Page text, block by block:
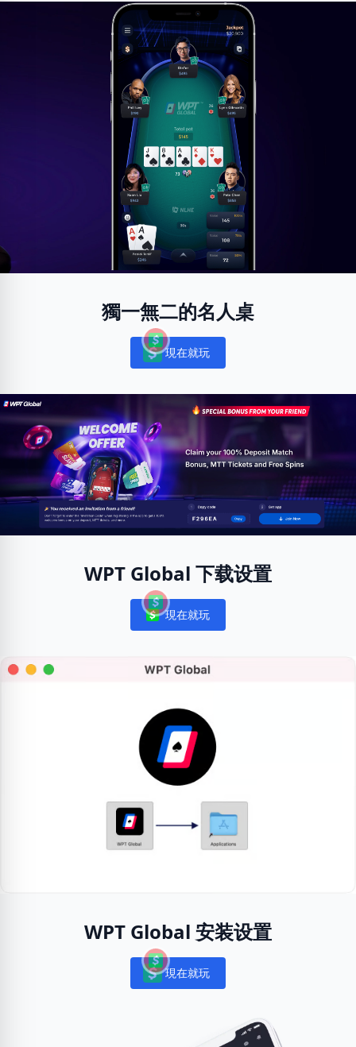
獨一無二的名人桌
Notifications
現在就玩
WPT Global 下载设置
Notifications
現在就玩
WPT Global 安装设置
Notifications
現在就玩